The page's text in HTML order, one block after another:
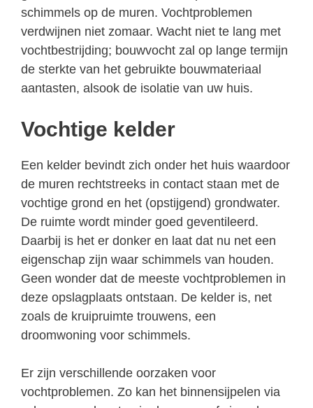
schimmels op de muren. Vochtproblemen
verdwijnen niet zomaar. Wacht niet te lang met
vochtbestrijding; bouwvocht zal op lange termijn
de sterkte van het gebruikte bouwmateriaal
aantasten, alsook de isolatie van uw huis.
Vochtige kelder
Een kelder bevindt zich onder het huis waardoor
de muren rechtstreeks in contact staan met de
vochtige grond en het (opstijgend) grondwater.
De ruimte wordt minder goed geventileerd.
Daarbij is het er donker en laat dat nu net een
eigenschap zijn waar schimmels van houden.
Geen wonder dat de meeste vochtproblemen in
deze opslagplaats ontstaan. De kelder is, net
zoals de kruipruimte trouwens, een
droomwoning voor schimmels.
Er zijn verschillende oorzaken voor
vochtproblemen. Zo kan het binnensijpelen via